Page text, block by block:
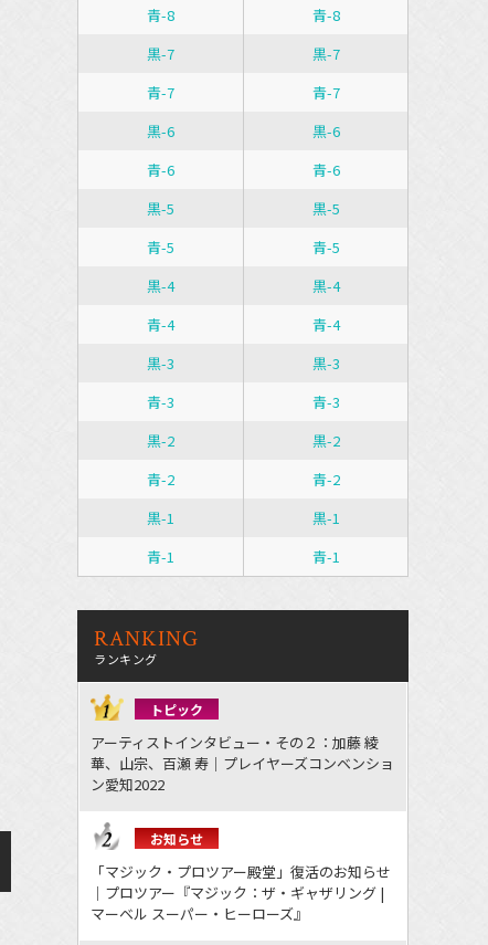
青-8
青-8
黒-7
黒-7
青-7
青-7
黒-6
黒-6
青-6
青-6
黒-5
黒-5
青-5
青-5
黒-4
黒-4
青-4
青-4
黒-3
黒-3
青-3
青-3
黒-2
黒-2
青-2
青-2
黒-1
黒-1
青-1
青-1
RANKING
ランキング
トピック
アーティストインタビュー・その２：加藤 綾
華、山宗、百瀬 寿｜プレイヤーズコンベンショ
ン愛知2022
お知らせ
「マジック・プロツアー殿堂」復活のお知らせ
｜プロツアー『マジック：ザ・ギャザリング |
マーベル スーパー・ヒーローズ』